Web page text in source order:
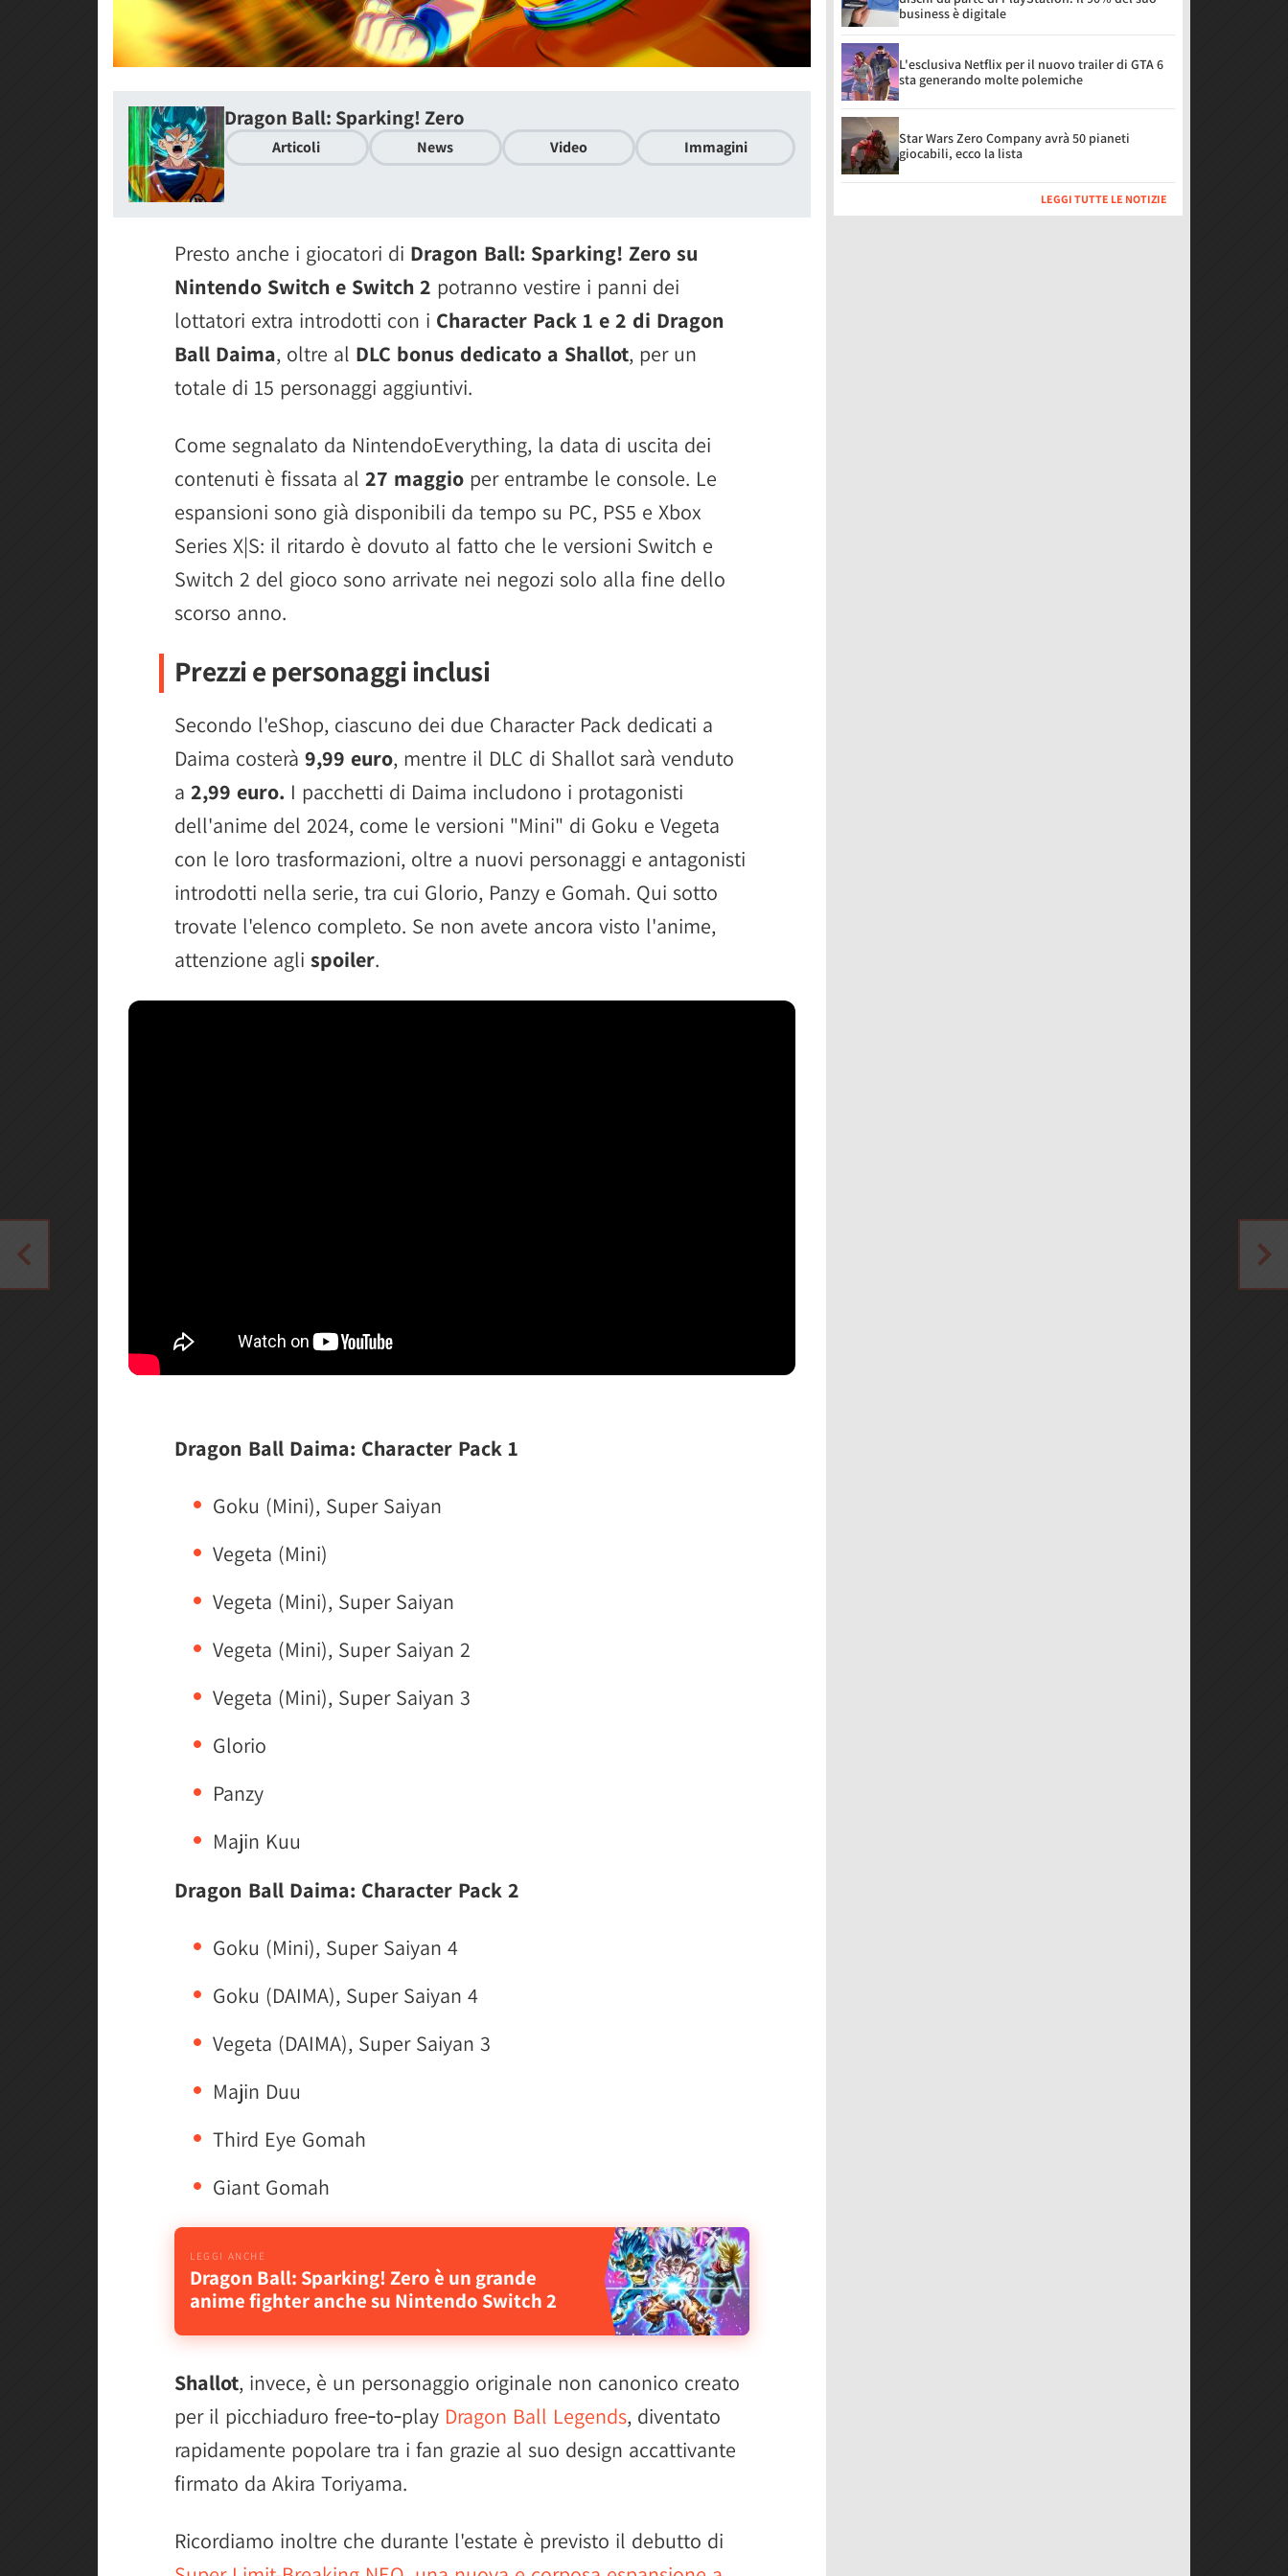
Dragon Ball: Sparking! Zero
Articoli News Video Immagini
Presto anche i giocatori di Dragon Ball: Sparking! Zero su
Nintendo Switch e Switch 2 potranno vestire i panni dei
lottatori extra introdotti con i Character Pack 1 e 2 di Dragon
Ball Daima, oltre al DLC bonus dedicato a Shallot, per un
totale di 15 personaggi aggiuntivi.
Come segnalato da NintendoEverything, la data di uscita dei
contenuti è fissata al 27 maggio per entrambe le console. Le
espansioni sono già disponibili da tempo su PC, PS5 e Xbox
Series X|S: il ritardo è dovuto al fatto che le versioni Switch e
Switch 2 del gioco sono arrivate nei negozi solo alla fine dello
scorso anno.
Prezzi e personaggi inclusi
Secondo l'eShop, ciascuno dei due Character Pack dedicati a
Daima costerà 9,99 euro, mentre il DLC di Shallot sarà venduto
a 2,99 euro. I pacchetti di Daima includono i protagonisti
dell'anime del 2024, come le versioni "Mini" di Goku e Vegeta
con le loro trasformazioni, oltre a nuovi personaggi e antagonisti
introdotti nella serie, tra cui Glorio, Panzy e Gomah. Qui sotto
trovate l'elenco completo. Se non avete ancora visto l'anime,
attenzione agli spoiler.
Dragon Ball Daima: Character Pack 1
Goku (Mini), Super Saiyan
Vegeta (Mini)
Vegeta (Mini), Super Saiyan
Vegeta (Mini), Super Saiyan 2
Vegeta (Mini), Super Saiyan 3
Glorio
Panzy
Majin Kuu
Dragon Ball Daima: Character Pack 2
Goku (Mini), Super Saiyan 4
Goku (DAIMA), Super Saiyan 4
Vegeta (DAIMA), Super Saiyan 3
Majin Duu
Third Eye Gomah
Giant Gomah
Dragon Ball: Sparking! Zero è un grande
anime fighter anche su Nintendo Switch 2
Shallot, invece, è un personaggio originale non canonico creato
per il picchiaduro free‑to‑play Dragon Ball Legends, diventato
rapidamente popolare tra i fan grazie al suo design accattivante
firmato da Akira Toriyama.
Ricordiamo inoltre che durante l'estate è previsto il debutto di
business è digitale
L'esclusiva Netflix per il nuovo trailer di GTA 6
sta generando molte polemiche
Star Wars Zero Company avrà 50 pianeti
giocabili, ecco la lista
LEGGI TUTTE LE NOTIZIE